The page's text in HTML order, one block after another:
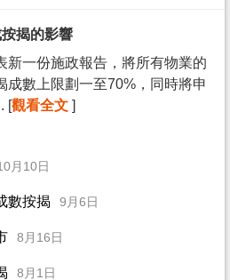
揭的影響
新一份施政報告，將所有物業的
成數上限劃一至70%，同時將申
[觀看全文 ]
月10日
數按揭 9月6日
8月16日
8月1日